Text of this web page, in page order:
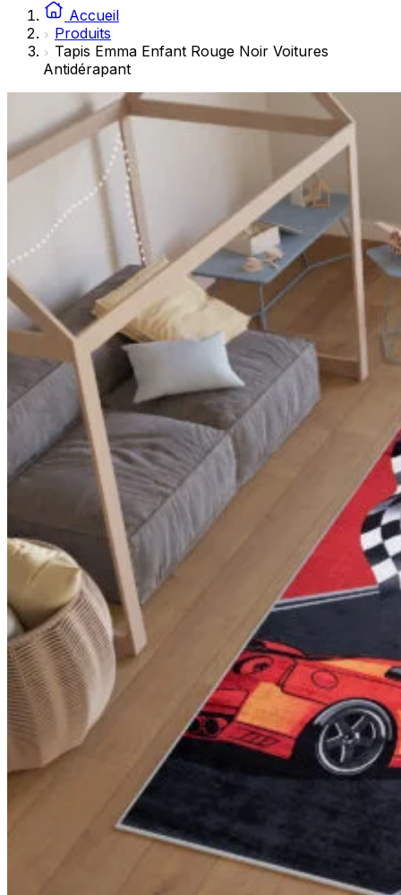
Accueil
Produits
Tapis Emma Enfant Rouge Noir Voitures
Antidérapant
Les cookies marketing sont utilisés pour suivre les
engageantes pour l'utilisateur individuel et, par
Non classés
Les cookies non classés sont des cookies qui sont en